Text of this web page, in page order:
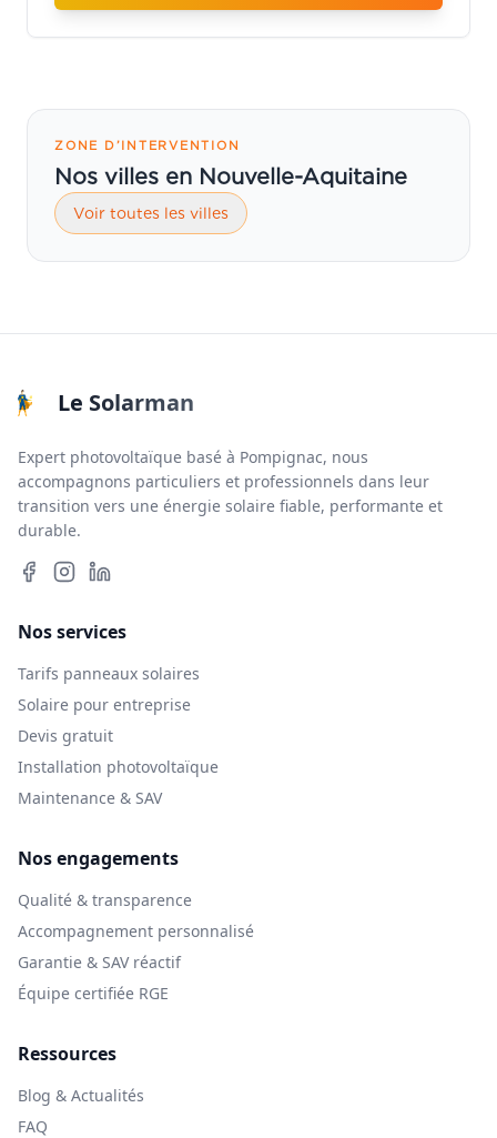
ZONE D’INTERVENTION
Nos villes en Nouvelle-Aquitaine
Voir toutes les villes
Le Solarman
Expert photovoltaïque basé à Pompignac, nous
accompagnons particuliers et professionnels dans leur
transition vers une énergie solaire fiable, performante et
durable.
Nos services
Tarifs panneaux solaires
Solaire pour entreprise
Devis gratuit
Installation photovoltaïque
Maintenance & SAV
Nos engagements
Qualité & transparence
Accompagnement personnalisé
Garantie & SAV réactif
Équipe certifiée RGE
Ressources
Blog & Actualités
FAQ